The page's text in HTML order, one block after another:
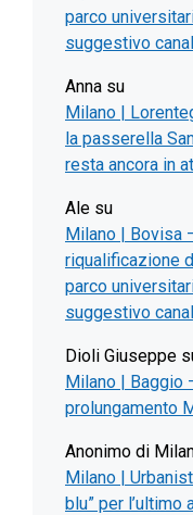
parco
suggestivo
Anna su
Milano |
la passerella
resta ancora in
Ale su
Milano | Bovisa
riqualificazione
parco
suggestivo
Dioli Giuseppe
Milano | Baggio
prolungamento
Anonimo di
Milano |
blu” per l’ultimo